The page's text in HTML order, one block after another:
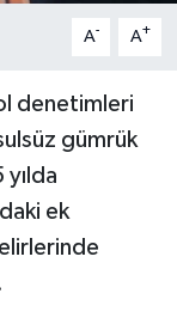
A- A+
denetimleri
gümrük
ek